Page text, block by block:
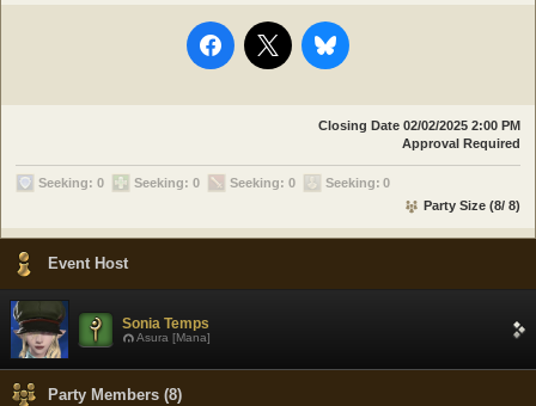
Closing Date02/02/2025 2:00 PM
Approval Required
Seeking: 0 Seeking: 0 Seeking: 0
Seeking: 0
Party Size (8/ 8)
Event Host
Sonia Temps
Asura [Mana]
Party Members (8)